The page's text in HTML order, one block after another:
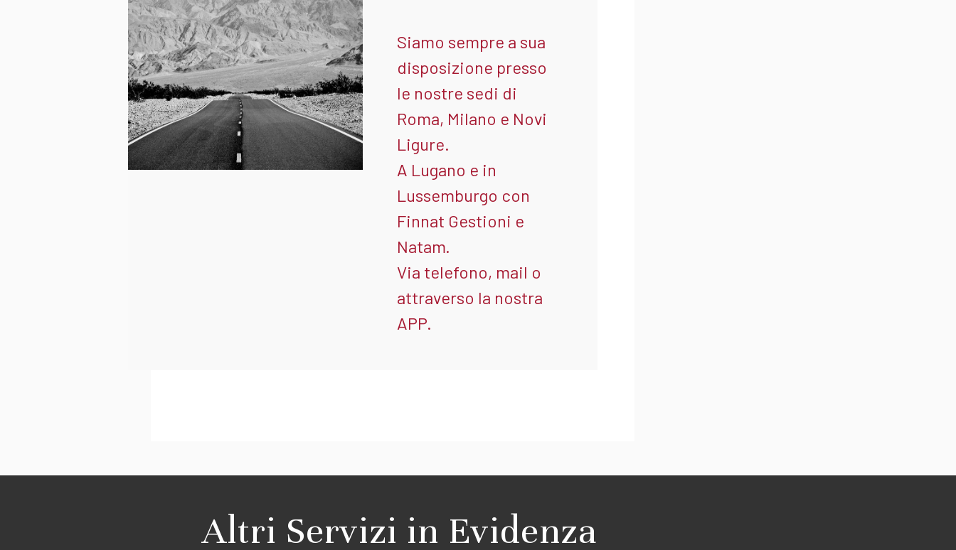
Siamo sempre a sua
disposizione presso
le nostre sedi di
Roma, Milano e Novi
Ligure.
A Lugano e in
Lussemburgo con
Finnat Gestioni e
Natam.
Via telefono, mail o
attraverso la nostra
APP.
Altri Servizi in Evidenza